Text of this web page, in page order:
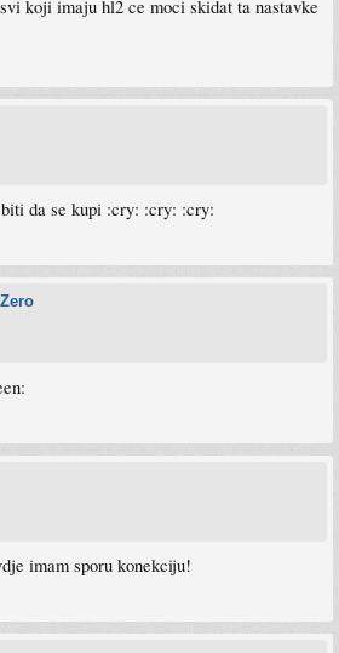
koji imaju hl2 ce moci skidat ta nastavke
da se kupi :cry: :cry: :cry:
imam sporu konekciju!